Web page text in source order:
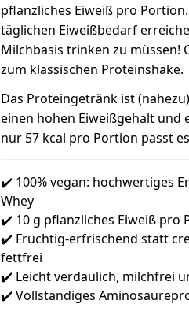
pflanzliches Eiweiß pro
täglichen Eiweißbedarf
Milchbasis trinken zu müssen!
zum klassischen Proteinshake.
Das Proteingetränk ist
einen hohen Eiweißgehalt
nur 57 kcal pro Portion passt
✔️ 100% vegan: hochwertiges
Whey
✔️ 10 g pflanzliches Eiweiß pro
✔️ Fruchtig-erfrischend statt
fettfrei
✔️ Leicht verdaulich, milchfrei
✔️ Vollständiges